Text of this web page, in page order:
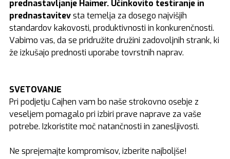
prednastavljanje Haimer. Učinkovito testiranje in
prednastavitevsta temelja za dosego najvišjih
standardov kakovosti, produktivnosti in konkurenčnosti.
Vabimo vas, da se pridružite družini zadovoljnih strank, ki
že izkušajo prednosti uporabe tovrstnih naprav.
SVETOVANJE
Pri podjetju Cajhen vam bo naše strokovno osebje z
veseljem pomagalo pri izbiri prave naprave za vaše
potrebe. Izkoristite moč natančnosti in zanesljivosti.
Ne sprejemajte kompromisov, izberite najboljše!